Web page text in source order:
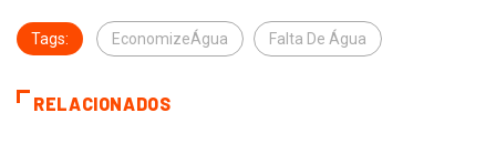
Tags: EconomizeÁgua Falta De Água
RELACIONADOS